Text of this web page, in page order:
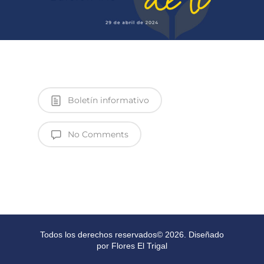
Boletín informativo
No Comments
Todos los derechos reservados© 2026. Diseñado
por Flores El Trigal